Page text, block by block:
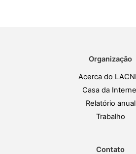
Organização
Acerca do
Casa da
Relatório anual
Trabalho
Contato